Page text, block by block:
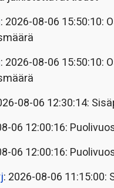
: 2026-08-06 15:50:10:
: 2026-08-06 15:50:10:
08-06 12:30:14:
06 12:00:16:
06 12:00:16:
: 2026-08-06 11:15:00: